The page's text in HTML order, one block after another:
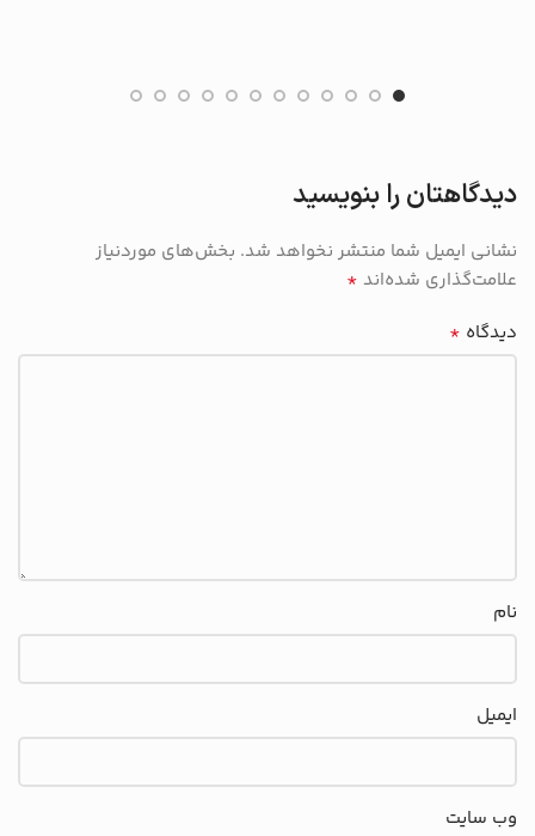
دیدگاهتان را بنویسید
نشانی ایمیل شما منتشر نخواهد شد. بخش‌های موردنیاز
علامت‌گذاری شده‌اند *
دیدگاه *
نام
ایمیل
وب‌ سایت